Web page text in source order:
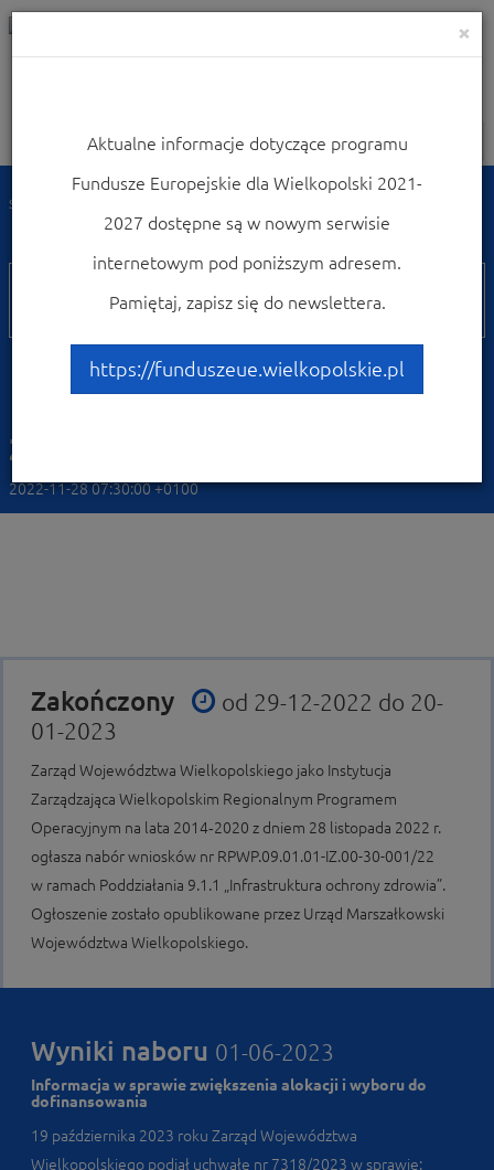
Nawigacja
Strona główna
Zobacz ogłoszenia i wyniki naborów wniosków
9.1
Poddziałanie 9.1.1
Infrastruktura ochrony
zdrowia
2022-11-28 07:30:00 +0100
Zakończony
od 29-12-2022 do 20-
01-2023
Zarząd Województwa Wielkopolskiego jako Instytucja
Zarządzająca Wielkopolskim Regionalnym Programem
Operacyjnym na lata 2014‑2020 z dniem 28 listopada 2022 r.
ogłasza nabór wniosków nr RPWP.09.01.01-IZ.00-30-001/22
w ramach Poddziałania 9.1.1 „Infrastruktura ochrony zdrowia”.
Ogłoszenie zostało opublikowane przez Urząd Marszałkowski
Województwa Wielkopolskiego.
Wyniki naboru 01-06-2023
Informacja w sprawie zwiększenia alokacji i wyboru do
dofinansowania
19 października 2023 roku Zarząd Województwa
Wielkopolskiego podjął uchwałę nr 7318/2023 w sprawie:
×
Aktualne informacje dotyczące programu
Fundusze Europejskie dla Wielkopolski 2021-
2027 dostępne są w nowym serwisie
internetowym pod poniższym adresem.
Pamiętaj, zapisz się do newslettera.
https://funduszeue.wielkopolskie.pl